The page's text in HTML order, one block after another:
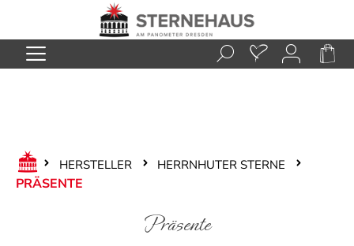
Zum Hauptinhalt springen
HERSTELLER HERRNHUTER STERNE
PRÄSENTE
Präsente